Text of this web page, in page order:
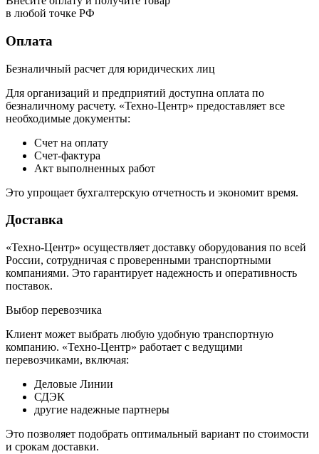
в любой точке РФ
Оплата
Безналичный расчет для юридических лиц
Для организаций и предприятий доступна оплата по
безналичному расчету. «Техно-Центр» предоставляет все
необходимые документы:
Счет на оплату
Счет-фактура
Акт выполненных работ
Это упрощает бухгалтерскую отчетность и экономит время.
Доставка
«Техно-Центр» осуществляет доставку оборудования по всей
России, сотрудничая с проверенными транспортными
компаниями. Это гарантирует надежность и оперативность
поставок.
Выбор перевозчика
Клиент может выбрать любую удобную транспортную
компанию. «Техно-Центр» работает с ведущими
перевозчиками, включая:
Деловые Линии
СДЭК
другие надежные партнеры
Это позволяет подобрать оптимальный вариант по стоимости
и срокам доставки.